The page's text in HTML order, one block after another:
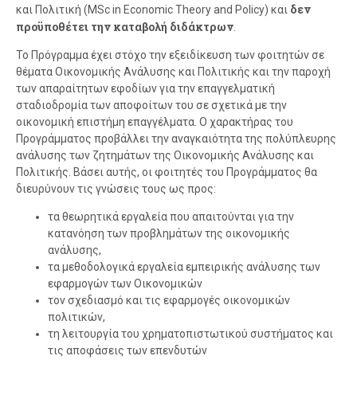
και Πολιτική (MSc in Economic Theory and Policy) και δεν
προϋποθέτει την καταβολή διδάκτρων
Το Πρόγραμμα έχει στόχο την εξειδίκευση των φοιτητών σε
θέματα Οικονομικής Ανάλυσης και Πολιτικής και την παροχή
των απαραίτητων εφοδίων για την επαγγελματική
σταδιοδρομία των αποφοίτων του σε σχετικά με την
οικονομική επιστήμη επαγγέλματα. Ο χαρακτήρας του
Προγράμματος προβάλλει την αναγκαιότητα της πολύπλευρης
ανάλυσης των ζητημάτων της Οικονομικής Ανάλυσης και
Πολιτικής. Βάσει αυτής, οι φοιτητές του Προγράμματος θα
διευρύνουν τις γνώσεις τους ως προς:
τα θεωρητικά εργαλεία που απαιτούνται για την
κατανόηση των προβλημάτων της οικονομικής
ανάλυσης,
τα μεθοδολογικά εργαλεία εμπειρικής ανάλυσης των
εφαρμογών των Οικονομικών
τον σχεδιασμό και τις εφαρμογές οικονομικών
πολιτικών,
τη λειτουργία του χρηματοπιστωτικού συστήματος και
τις αποφάσεις των επενδυτών